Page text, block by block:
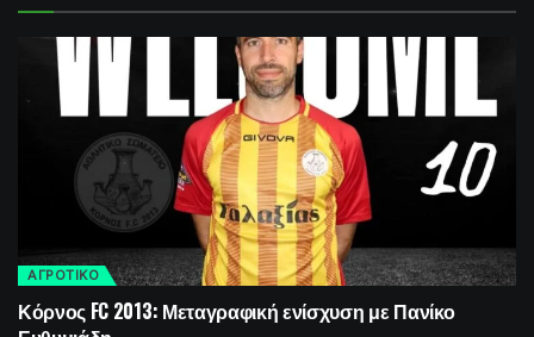
ΑΓΡΟΤΙΚΟ
Κόρνος FC 2013: Μεταγραφική ενίσχυση με Πανίκο